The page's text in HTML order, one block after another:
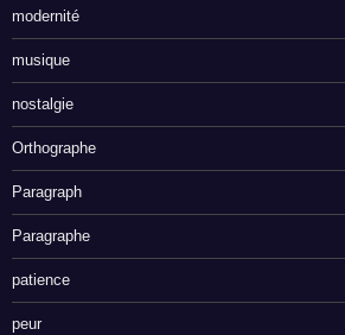
modernité
musique
nostalgie
Orthographe
Paragraph
Paragraphe
patience
peur